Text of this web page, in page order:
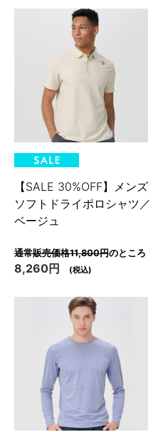
【SALE 30%OFF】メンズ
ソフトドライポロシャツ／
ベージュ
通常販売価格11,800円のところ
8,260円 (税込)